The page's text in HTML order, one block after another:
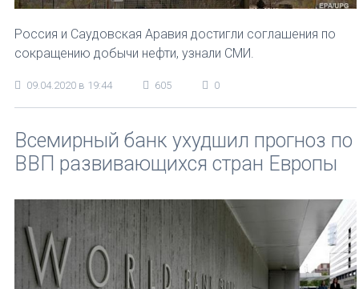
Россия и Саудовская Аравия достигли соглашения по
сокращению добычи нефти, узнали СМИ.
09.04.2020 в 19:44 605 0
Всемирный банк ухудшил прогноз по
ВВП развивающихся стран Европы